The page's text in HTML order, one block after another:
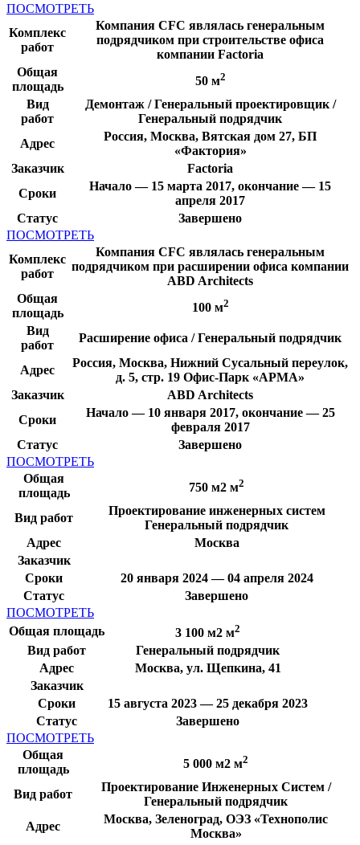
ПОСМОТРЕТЬ
Комплекс
работ
Компания CFC являлась генеральным
подрядчиком при строительстве офиса
компании Factoria
Общая
площадь
50 м2
Вид
работ
Демонтаж / Генеральный проектировщик /
Генеральный подрядчик
Адрес
Россия, Москва, Вятская дом 27, БП
«Фактория»
Заказчик
Factoria
Сроки
Начало — 15 марта 2017, окончание — 15
апреля 2017
Статус
Завершено
ПОСМОТРЕТЬ
Комплекс
работ
Компания CFC являлась генеральным
подрядчиком при расширении офиса компании
ABD Architects
Общая
площадь
100 м2
Вид
работ
Расширение офиса / Генеральный подрядчик
Адрес
Россия, Москва, Нижний Сусальный переулок,
д. 5, стр. 19 Офис-Парк «АРМА»
Заказчик
ABD Architects
Сроки
Начало — 10 января 2017, окончание — 25
февраля 2017
Статус
Завершено
ПОСМОТРЕТЬ
Общая
площадь
750 м2 м2
Вид работ
Проектирование инженерных систем
Генеральный подрядчик
Адрес
Москва
Заказчик
Сроки
20 января 2024 — 04 апреля 2024
Статус
Завершено
ПОСМОТРЕТЬ
Общая площадь
3 100 м2 м2
Вид работ
Генеральный подрядчик
Адрес
Москва, ул. Щепкина, 41
Заказчик
Сроки
15 августа 2023 — 25 декабря 2023
Статус
Завершено
ПОСМОТРЕТЬ
Общая
площадь
5 000 м2 м2
Вид работ
Проектирование Инженерных Систем /
Генеральный подрядчик
Адрес
Москва, Зеленоград, ОЭЗ «Технополис
Москва»